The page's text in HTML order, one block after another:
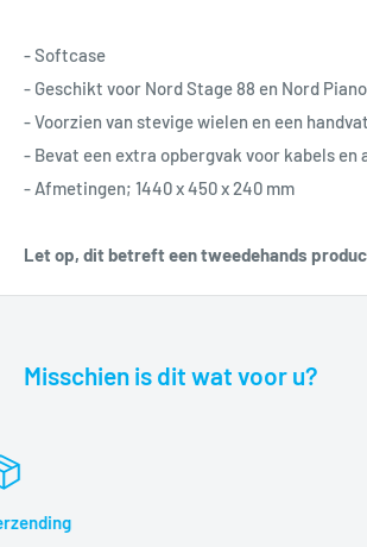
- Softcase
- Geschikt voor Nord Stage 88 en Nord
- Voorzien van stevige wielen en een handvat
- Bevat een extra opbergvak voor kabels en
- Afmetingen; 1440 x 450 x 240 mm
Let op, dit betreft een tweedehands
Misschien is dit wat voor u?